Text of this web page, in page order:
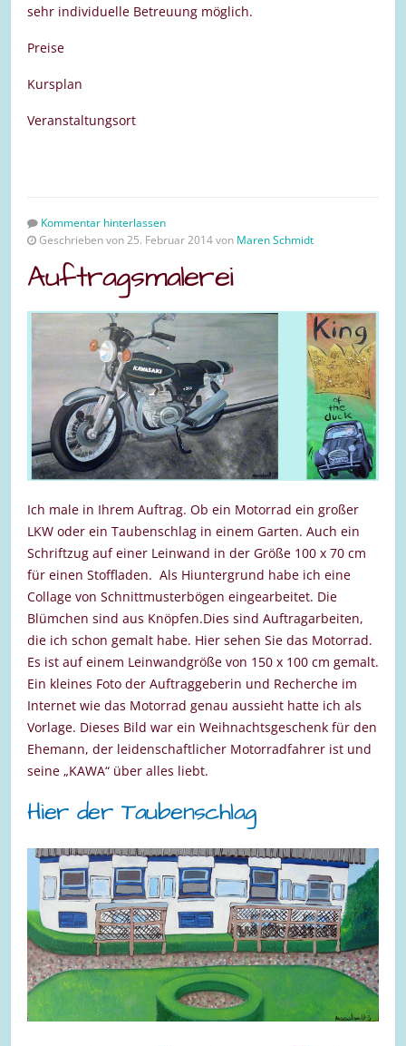
sehr individuelle Betreuung möglich.
Preise
Kursplan
Veranstaltungsort
Kommentar hinterlassen
Geschrieben von 25. Februar 2014 von Maren Schmidt
Auftragsmalerei
Ich male in Ihrem Auftrag. Ob ein Motorrad ein großer
LKW oder ein Taubenschlag in einem Garten. Auch ein
Schriftzug auf einer Leinwand in der Größe 100 x 70 cm
für einen Stoffladen. Als Hiuntergrund habe ich eine
Collage von Schnittmusterbögen eingearbeitet. Die
Blümchen sind aus Knöpfen.Dies sind Auftragarbeiten,
die ich schon gemalt habe. Hier sehen Sie das Motorrad.
Es ist auf einem Leinwandgröße von 150 x 100 cm gemalt.
Ein kleines Foto der Auftraggeberin und Recherche im
Internet wie das Motorrad genau aussieht hatte ich als
Vorlage. Dieses Bild war ein Weihnachtsgeschenk für den
Ehemann, der leidenschaftlicher Motorradfahrer ist und
seine „KAWA“ über alles liebt.
Hier der Taubenschlag